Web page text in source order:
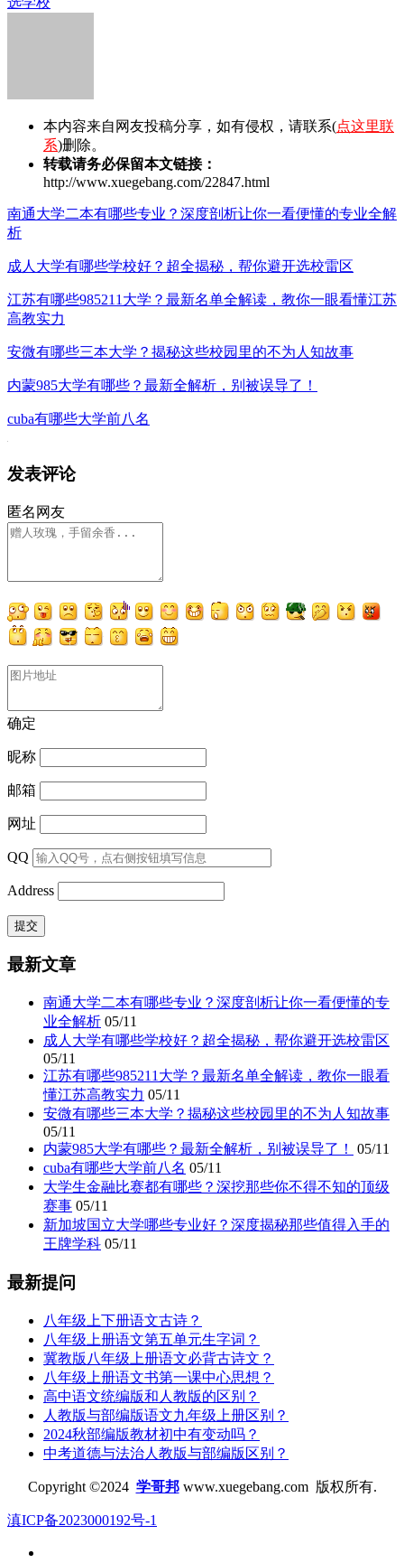
本内容来自网友投稿分享，如有侵权，请联系(点这里联
系)删除。
转载请务必保留本文链接：
http://www.xuegebang.com/22847.html
南通大学二本有哪些专业？深度剖析让你一看便懂的专业全解
析
成人大学有哪些学校好？超全揭秘，帮你避开选校雷区
江苏有哪些985211大学？最新名单全解读，教你一眼看懂江苏
高教实力
安微有哪些三本大学？揭秘这些校园里的不为人知故事
内蒙985大学有哪些？最新全解析，别被误导了！
cuba有哪些大学前八名
发表评论
匿名网友
确定
昵称
邮箱
网址
QQ
Address
最新文章
南通大学二本有哪些专业？深度剖析让你一看便懂的专
业全解析 05/11
成人大学有哪些学校好？超全揭秘，帮你避开选校雷区
05/11
江苏有哪些985211大学？最新名单全解读，教你一眼看
懂江苏高教实力 05/11
安微有哪些三本大学？揭秘这些校园里的不为人知故事
05/11
内蒙985大学有哪些？最新全解析，别被误导了！
05/11
cuba有哪些大学前八名 05/11
大学生金融比赛都有哪些？深挖那些你不得不知的顶级
赛事 05/11
新加坡国立大学哪些专业好？深度揭秘那些值得入手的
王牌学科 05/11
最新提问
八年级上下册语文古诗？
八年级上册语文第五单元生字词？
冀教版八年级上册语文必背古诗文？
八年级上册语文书第一课中心思想？
高中语文统编版和人教版的区别？
人教版与部编版语文九年级上册区别？
2024秋部编版教材初中有变动吗？
中考道德与法治人教版与部编版区别？
Copyright ©2024 学哥邦www.xuegebang.com 版权所有.
滇ICP备2023000192号-1